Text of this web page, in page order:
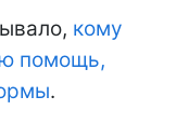
кому
помощь,
.